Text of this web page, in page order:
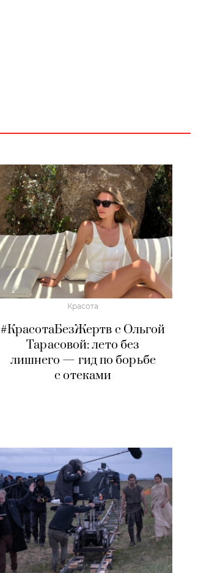
Красота
#КрасотаБезЖертв с Ольгой
Тарасовой: лето без
лишнего — гид по борьбе
с отеками